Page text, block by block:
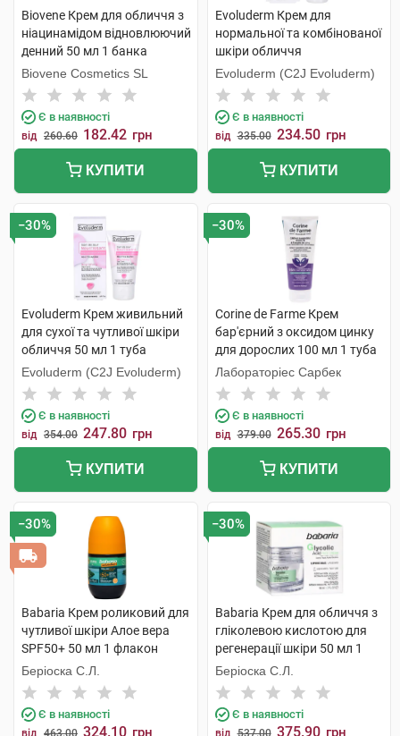
Biovene Крем для обличчя з
ніацинамідом відновлюючий
денний 50 мл 1 банка
Biovene Cosmetics SL
Є в наявності
від 260.60 182.42 грн
КУПИТИ
Evoluderm Крем для
нормальної та комбінованої
шкіри обличчя
зволожуючий 50 мл 1 туба
Evoluderm (C2J Evoluderm)
Є в наявності
від 335.00 234.50 грн
КУПИТИ
−30%
Evoluderm Крем живильний
для сухої та чутливої шкіри
обличчя 50 мл 1 туба
Evoluderm (C2J Evoluderm)
Є в наявності
від 354.00 247.80 грн
КУПИТИ
−30%
Corine de Farme Крем
бар'єрний з оксидом цинку
для дорослих 100 мл 1 туба
Лабораторіес Сарбек
Є в наявності
від 379.00 265.30 грн
КУПИТИ
−30%
Babaria Крем роликовий для
чутливої шкіри Алое вера
SPF50+ 50 мл 1 флакон
Беріоска С.Л.
Є в наявності
від 463.00 324.10 грн
−30%
Babaria Крем для обличчя з
гліколевою кислотою для
регенерації шкіри 50 мл 1
банка
Беріоска С.Л.
Є в наявності
від 537.00 375.90 грн